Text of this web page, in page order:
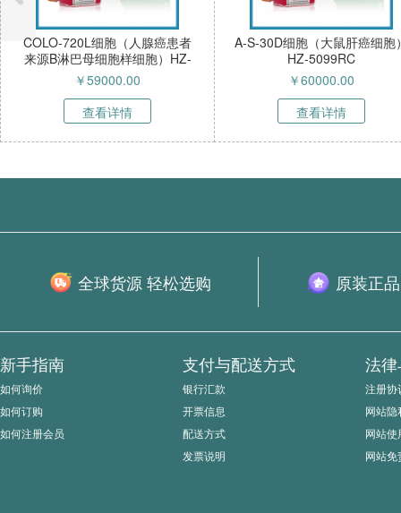
COLO-720L细胞（人腺癌患者
来源B淋巴母细胞样细胞）HZ-
52268HC
￥59000.00
查看详情
A-S-30D细胞（大鼠肝癌细胞
HZ-5099RC
￥60000.00
查看详情
全球货源 轻松选购 原装正
新手指南
如何询价
如何订购
如何注册会员
支付与配送方式
银行汇款
开票信息
配送方式
发票说明
法
注册协
网站隐
网站使
网站免